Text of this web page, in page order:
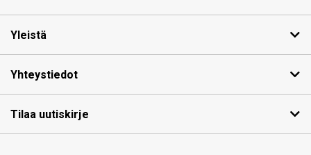
Yleistä
Yhteystiedot
Tilaa uutiskirje